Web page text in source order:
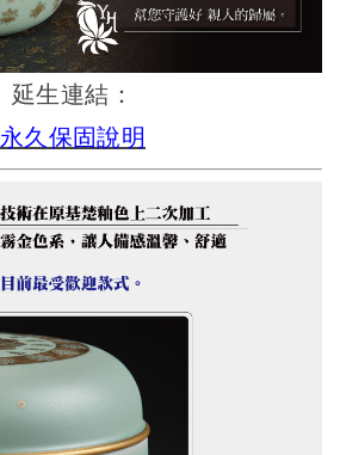
延生連結：
永久保固說明